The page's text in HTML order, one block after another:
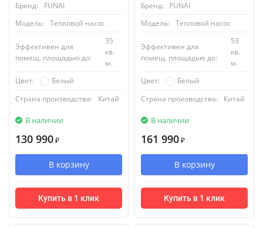
Бренд:
FUNAI
Модель:
Тепловой насос
Эффективен для
помещ. площадью до:
35
кв.
м.
Цвет:
Белый
Страна производства:
Китай
В наличии
130 990 ₽
В корзину
Купить в 1 клик
Бренд:
FUNAI
Модель:
Тепловой насос
Эффективен для
помещ. площадью до:
53
кв.
м.
Цвет:
Белый
Страна производства:
Китай
В наличии
161 990 ₽
В корзину
Купить в 1 клик